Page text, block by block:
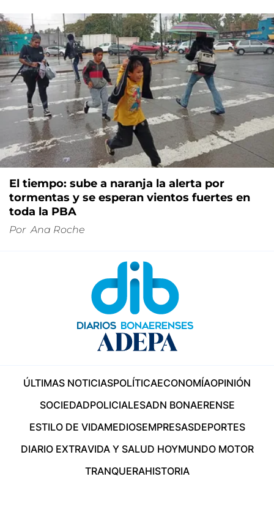
El tiempo: sube a naranja la alerta por
tormentas y se esperan vientos fuertes en
toda la PBA
Por Ana Roche
ÚLTIMAS NOTICIASPOLÍTICAECONOMÍAOPINIÓN
SOCIEDADPOLICIALESADN BONAERENSE
ESTILO DE VIDAMEDIOSEMPRESASDEPORTES
DIARIO EXTRAVIDA Y SALUD HOYMUNDO MOTOR
TRANQUERAHISTORIA